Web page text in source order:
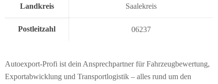
Landkreis Saalekreis
Postleitzahl 06237
Autoexport-Profi ist dein Ansprechpartner für Fahrzeugbewertung,
Exportabwicklung und Transportlogistik – alles rund um den